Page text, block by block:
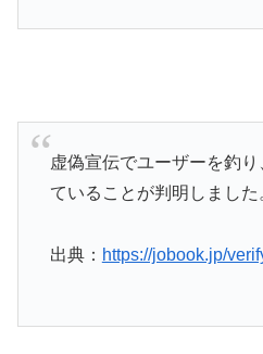
虚偽宣伝でユーザーを釣
ていることが判明しました
出典： https://jobook.jp/